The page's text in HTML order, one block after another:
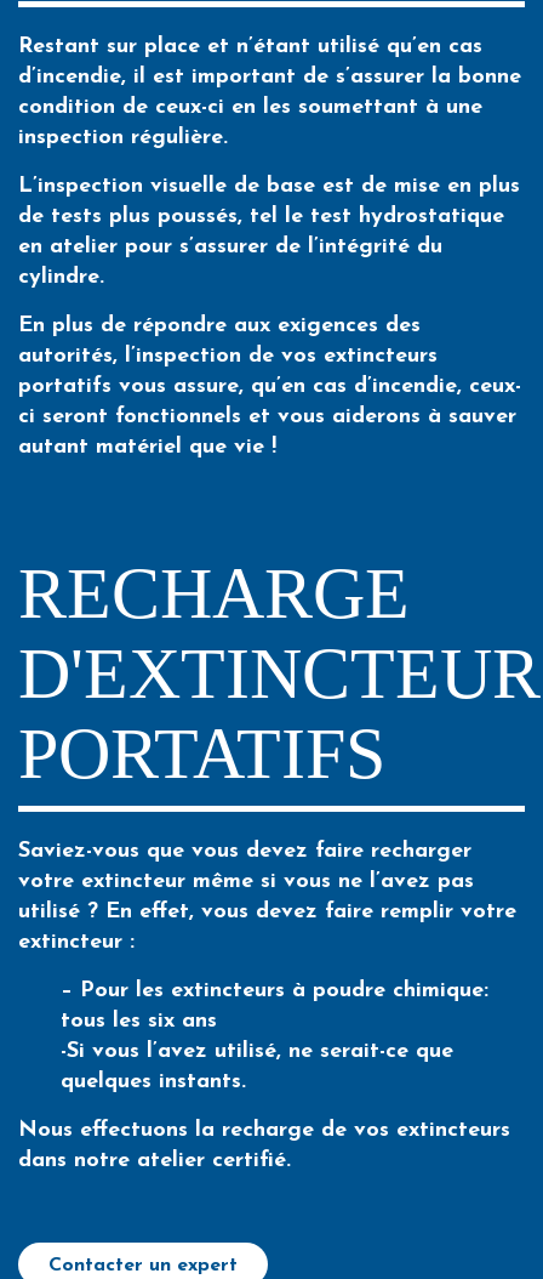
Restant sur place et n’étant utilisé qu’en cas
d’incendie, il est important de s’assurer la bonne
condition de ceux-ci en les soumettant à une
inspection régulière.
L’inspection visuelle de base est de mise en plus
de tests plus poussés, tel le test hydrostatique
en atelier pour s’assurer de l’intégrité du
cylindre.
En plus de répondre aux exigences des
autorités, l’inspection de vos extincteurs
portatifs vous assure, qu’en cas d’incendie, ceux-
ci seront fonctionnels et vous aiderons à sauver
autant matériel que vie !
RECHARGE
PORTATIFS
Saviez-vous que vous devez faire recharger
votre extincteur même si vous ne l’avez pas
utilisé ? En effet, vous devez faire remplir votre
extincteur :
– Pour les extincteurs à poudre chimique:
tous les six ans
-Si vous l’avez utilisé, ne serait-ce que
quelques instants.
Nous effectuons la recharge de vos extincteurs
dans notre atelier certifié.
Contacter un expert